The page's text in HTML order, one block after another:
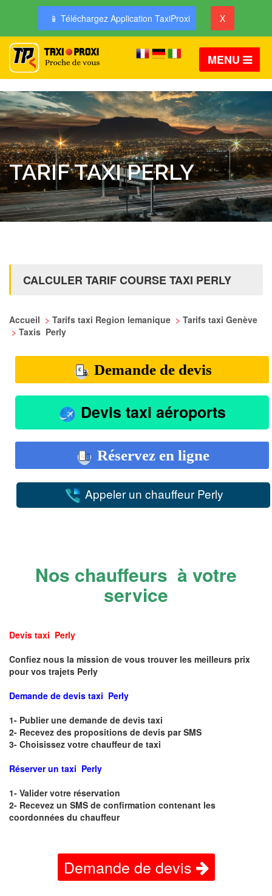
📱 Téléchargez Application TaxiProxi X
MENU
TARIF TAXI PERLY
CALCULER TARIF COURSE TAXI PERLY
Accueil > Tarifs taxi Region lemanique > Tarifs taxi Genève
> Taxis Perly
Demande de devis
Devis taxi aéroports
Réservez en ligne
Appeler un chauffeur Perly
Nos chauffeurs à votre
service
Devis taxi Perly
Confiez nous la mission de vous trouver les meilleurs prix
pour vos trajets Perly
Demande de devis taxi Perly
1- Publier une demande de devis taxi
2- Recevez des propositions de devis par SMS
3- Choisissez votre chauffeur de taxi
Réserver un taxi Perly
1- Valider votre réservation
2- Recevez un SMS de confirmation contenant les
coordonnées du chauffeur
Demande de devis